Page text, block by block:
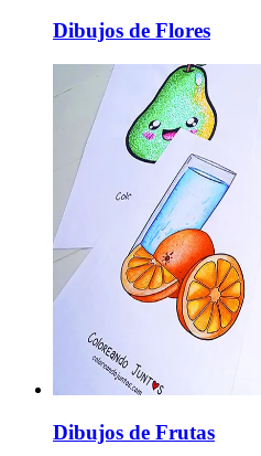
Dibujos de Flores
Dibujos de Frutas